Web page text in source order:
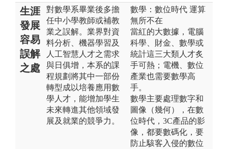
生涯
發展
容易
誤解
之處
對數學系畢業後多擔
任中小學教師或補教
業之誤解。業界對資
料分析、機器學習及
人工智慧人才之需求
與日俱增，本系的課
程規劃將其中一部份
轉型成以培養應用數
學人才，能增加學生
未來轉進其他領域發
展及就業的競爭力。
數學：數位時代 運算
無所不在
當紅的大數據，電腦
科學、財金、數學或
統計這三大類人才炙
手可熱；電機、數位
產業也需要數學高
手。
數學主要處理數字和
圖像（幾何），在數
位時代，3C產品的影
像，都要數碼化，要
防止駭客入侵的數位